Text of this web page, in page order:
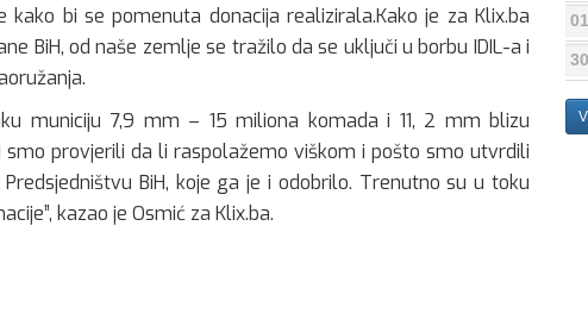
bi se pomenuta donacija realizirala.Kako je za Klix.ba
BiH, od naše zemlje se tražilo da se uključi u borbu IDIL-a i
municiju 7,9 mm – 15 miliona komada i 11, 2 mm blizu
provjerili da li raspolažemo viškom i pošto smo utvrdili
BiH, koje ga je i odobrilo. Trenutno su u toku
kazao je Osmić za Klix.ba.